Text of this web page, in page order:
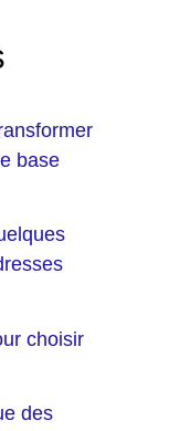
base
choisir
des